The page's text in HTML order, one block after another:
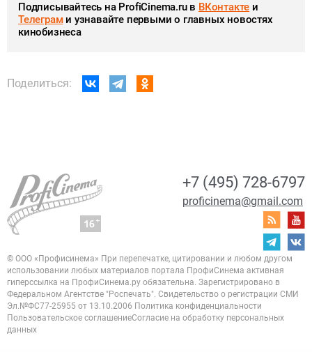
Подписывайтесь на ProfiCinema.ru в ВКонтакте и
Телеграми узнавайте первыми о главных новостях
кинобизнеса
Поделиться:
+7 (495) 728-6797
proficinema@gmail.com
© ООО «Профисинема» При перепечатке, цитировании и любом другом
использовании любых материалов портала ПрофиСинема активная
гиперссылка на ПрофиСинема.ру обязательна. Зарегистрировано в
Федеральном Агентстве "Роспечать". Свидетельство о регистрации СМИ
Эл.№ФС77-25955 от 13.10.2006 Политика конфиденциальности
Пользовательское соглашениеСогласие на обработку персональных
данных